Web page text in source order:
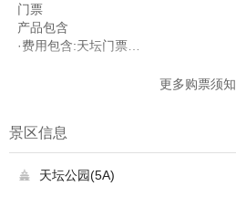
门票
产品包含
·费用包含:天坛门票
服务包含
·服务提供:景区提供的讲解服务
其他说明
更多购票须知
景区信息
 天坛公园(5A)